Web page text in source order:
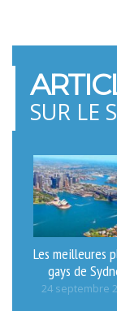
SUR LE
Les meilleures
gays de
24 septembre